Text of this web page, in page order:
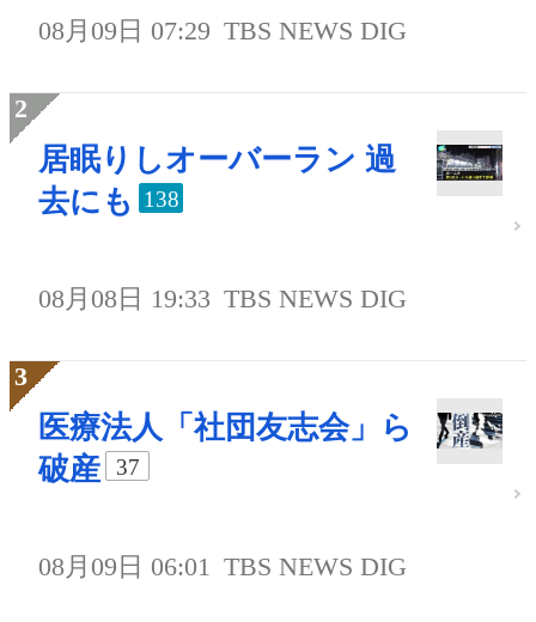
08月09日 07:29 TBS NEWS DIG
居眠りしオーバーラン 過
去にも
138
08月08日 19:33 TBS NEWS DIG
医療法人「社団友志会」ら
破産
37
08月09日 06:01 TBS NEWS DIG